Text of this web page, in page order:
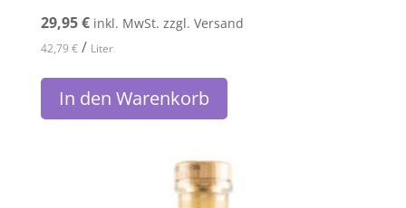
29,95€ inkl. MwSt. zzgl. Versand
42,79 €/ Liter
In den Warenkorb